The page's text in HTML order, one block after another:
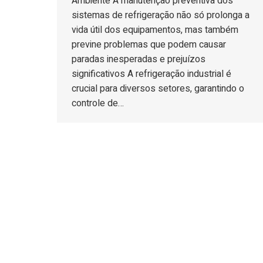
sistemas de refrigeração não só prolonga a
vida útil dos equipamentos, mas também
previne problemas que podem causar
paradas inesperadas e prejuízos
significativos A refrigeração industrial é
crucial para diversos setores, garantindo o
controle de…